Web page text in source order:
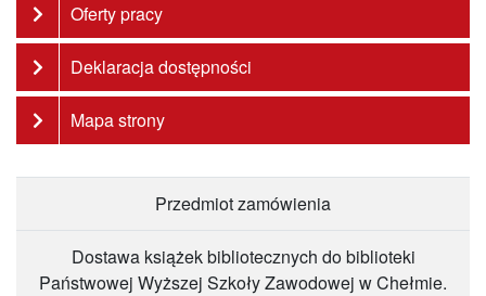
Oferty pracy
Deklaracja dostępności
Mapa strony
Przedmiot zamówienia
Dostawa książek bibliotecznych do biblioteki
Państwowej Wyższej Szkoły Zawodowej w Chełmie.